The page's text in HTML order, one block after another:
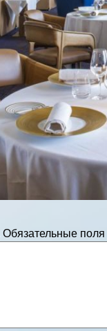
Обязательные